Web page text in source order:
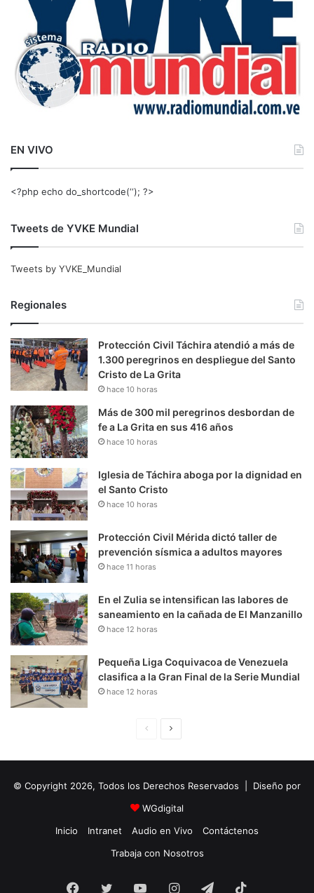
EN VIVO
<?php echo do_shortcode(‘‘); ?>
Tweets de YVKE Mundial
Tweets by YVKE_Mundial
Regionales
Protección Civil Táchira atendió a más de
1.300 peregrinos en despliegue del Santo
Cristo de La Grita
hace 10 horas
Más de 300 mil peregrinos desbordan de
fe a La Grita en sus 416 años
hace 10 horas
Iglesia de Táchira aboga por la dignidad en
el Santo Cristo
hace 10 horas
Protección Civil Mérida dictó taller de
prevención sísmica a adultos mayores
hace 11 horas
En el Zulia se intensifican las labores de
saneamiento en la cañada de El Manzanillo
hace 12 horas
Pequeña Liga Coquivacoa de Venezuela
clasifica a la Gran Final de la Serie Mundial
hace 12 horas
i
n
a
u
i
e
e
© Copyright 2026, Todos los Derechos Reservados | Diseño por
WGdigital
Inicio
Intranet Audio en Vivo
Contáctenos
Trabaja con Nosotros
Facebook
Twitter YouTubeInstagramTelegram